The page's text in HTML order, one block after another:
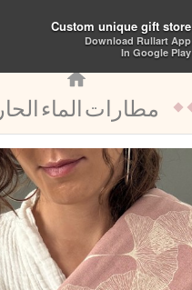
مطارات الماء الحار
Custom unique gift store
Download Rullart App
In Google Play